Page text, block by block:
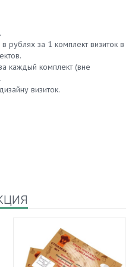
рублях за 1 комплект визиток в
каждый комплект (вне
визиток.